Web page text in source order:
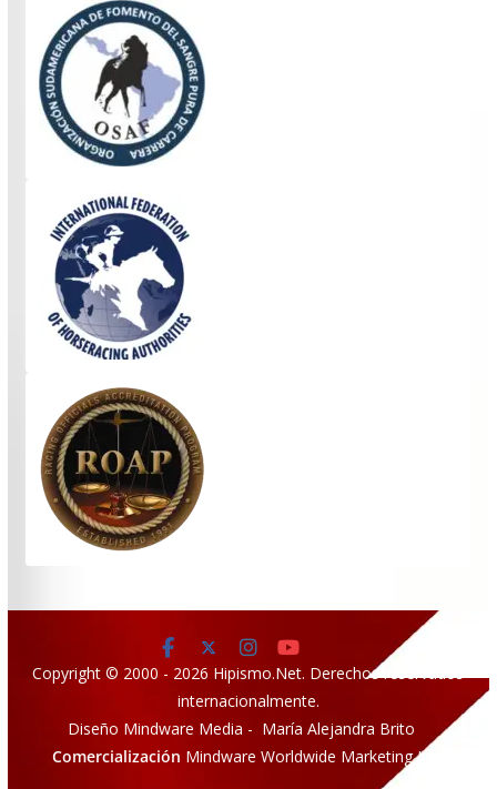
Copyright © 2000 - 2026 Hipismo.Net. Derechos reservados
internacionalmente.
Diseño Mindware Media - María Alejandra Brito
Comercialización Mindware Worldwide Marketing LLC.